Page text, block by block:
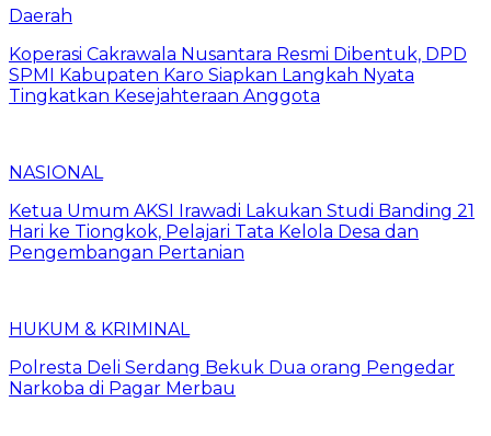
Daerah
Koperasi Cakrawala Nusantara Resmi Dibentuk, DPD
SPMI Kabupaten Karo Siapkan Langkah Nyata
Tingkatkan Kesejahteraan Anggota
NASIONAL
Ketua Umum AKSI Irawadi Lakukan Studi Banding 21
Hari ke Tiongkok, Pelajari Tata Kelola Desa dan
Pengembangan Pertanian
HUKUM & KRIMINAL
Polresta Deli Serdang Bekuk Dua orang Pengedar
Narkoba di Pagar Merbau